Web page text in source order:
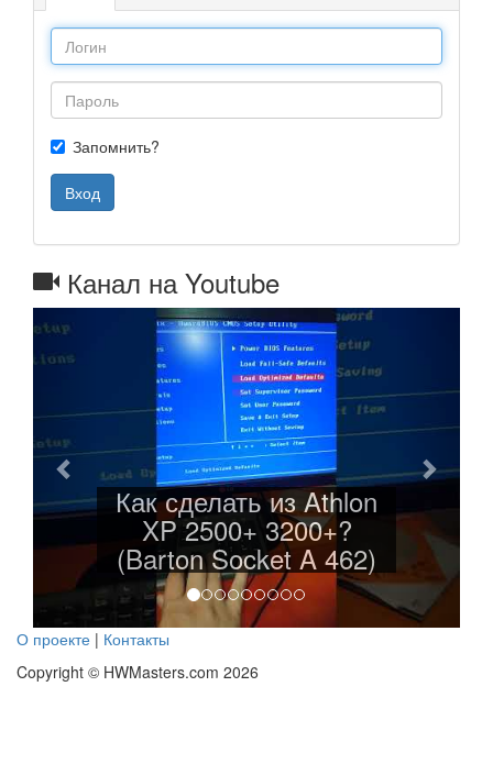
Запомнить?
Вход
Канал на Youtube
из Athlon
3200+?
A 462)
Легенда
EP-8RDA3I
462)
Назад
О проекте | Контакты
Copyright © HWMasters.com 2026